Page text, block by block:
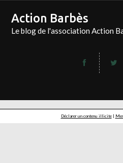
Action Barbès
Le blog de l'association Action
Déclarer un contenu illicite|